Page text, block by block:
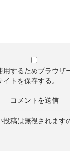
するためブラウザ
トを保存する。
投稿は無視されます